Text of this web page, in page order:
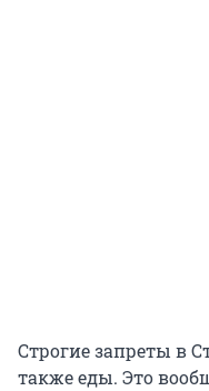
Строгие запреты в
также еды. Это